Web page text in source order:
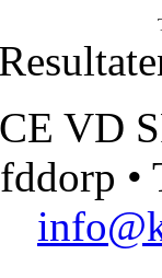
VD
•